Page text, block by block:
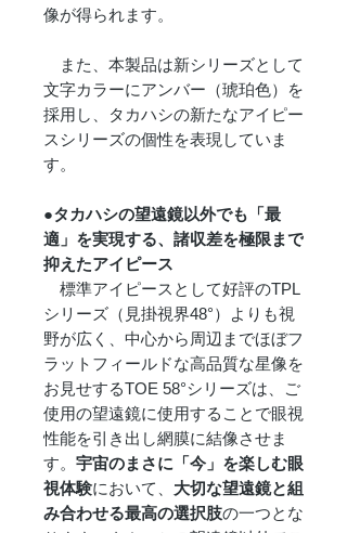
像が得られます。
また、本製品は新シリーズとして
文字カラーにアンバー（琥珀色）を
採用し、タカハシの新たなアイピー
スシリーズの個性を表現していま
す。
●タカハシの望遠鏡以外でも「最
適」を実現する、諸収差を極限まで
抑えたアイピース
標準アイピースとして好評のTPL
シリーズ（見掛視界48°）よりも視
野が広く、中心から周辺までほぼフ
ラットフィールドな高品質な星像を
お見せするTOE 58°シリーズは、ご
使用の望遠鏡に使用することで眼視
性能を引き出し網膜に結像させま
す。 宇宙のまさに「今」を楽しむ眼
視体験において、 大切な望遠鏡と組
み合わせる最高の選択肢の一つとな